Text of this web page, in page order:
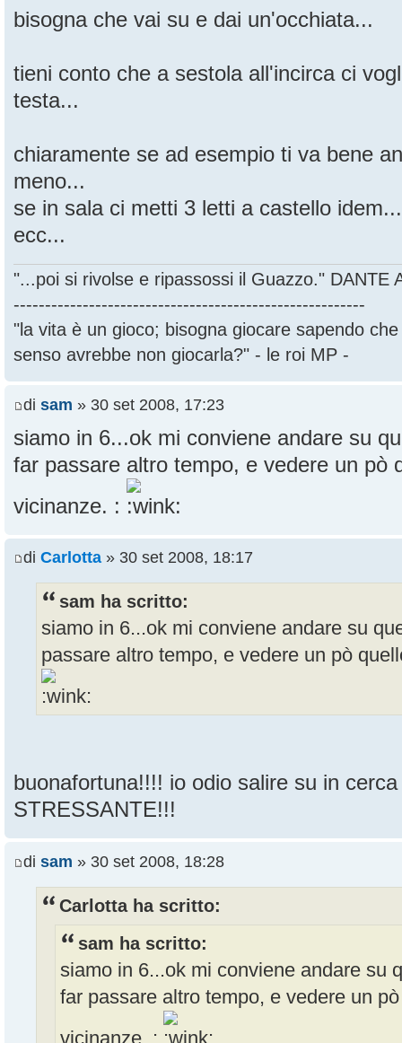
bisogna che vai su e dai un'occhiata...
tieni conto che a sestola all'incirca ci
testa...
chiaramente se ad esempio ti va bene
meno...
se in sala ci metti 3 letti a castello idem...
ecc...
"...poi si rivolse e ripassossi il Guazzo." DANTE
--------------------------------------------------------
"la vita è un gioco; bisogna giocare sapendo
senso avrebbe non giocarla?" - le roi MP -
di sam » 30 set 2008, 17:23
siamo in 6...ok mi conviene andare su
far passare altro tempo, e vedere un pò
vicinanze. :
di Carlotta » 30 set 2008, 18:17
sam ha scritto:
siamo in 6...ok mi conviene andare su
passare altro tempo, e vedere un pò
buonafortuna!!!! io odio salire su in
STRESSANTE!!!
di sam » 30 set 2008, 18:28
Carlotta ha scritto:
sam ha scritto:
siamo in 6...ok mi conviene andare su
far passare altro tempo, e vedere un
vicinanze. :